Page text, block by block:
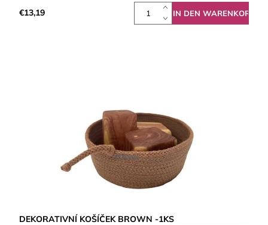
€13,19
DEKORATIVNÍ KOŠÍČEK BROWN -1KS